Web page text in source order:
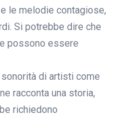
le melodie contagiose,
Si potrebbe dire che
possono essere
di artisti come
racconta una storia,
richiedono